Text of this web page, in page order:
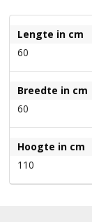
Lengte in cm
60
Breedte in cm
60
Hoogte in cm
110